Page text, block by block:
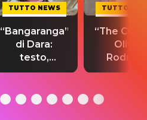
TUTTO NEWS
“Bangaranga”
di Dara:
testo,
traduzione e
del singolo
TUTTO
“The
Olivia
testo,